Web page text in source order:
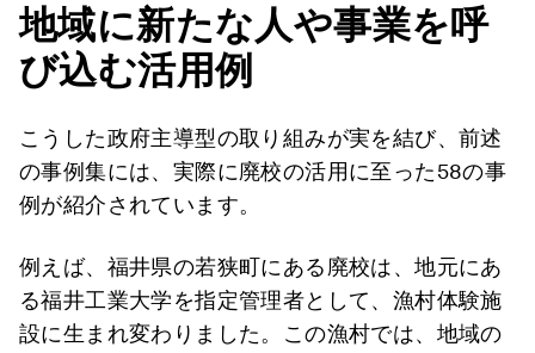
地域に新たな人や事業を呼
び込む活用例
こうした政府主導型の取り組みが実を結び、前述
の事例集には、実際に廃校の活用に至った58の事
例が紹介されています。
例えば、福井県の若狭町にある廃校は、地元にあ
る福井工業大学を指定管理者として、漁村体験施
設に生まれ変わりました。この漁村では、地域の